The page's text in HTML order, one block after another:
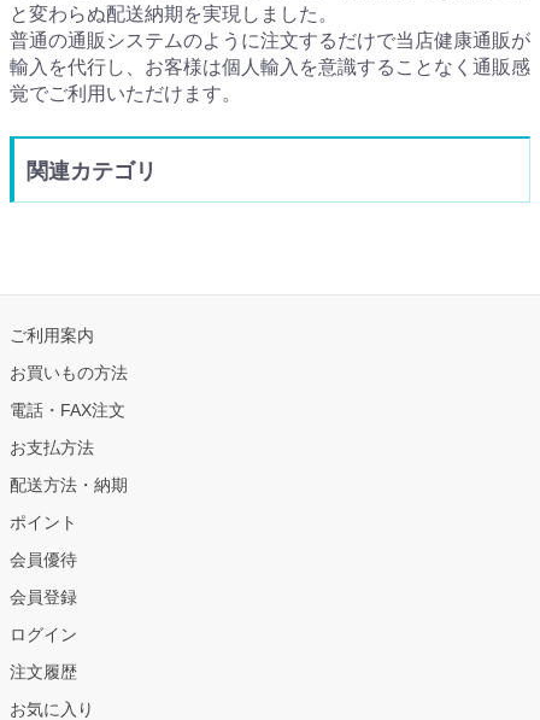
と変わらぬ配送納期を実現しました。
普通の通販システムのように注文するだけで当店健康通販が
輸入を代行し、お客様は個人輸入を意識することなく通販感
覚でご利用いただけます。
関連カテゴリ
ご利用案内
お買いもの方法
電話・FAX注文
お支払方法
配送方法・納期
ポイント
会員優待
会員登録
ログイン
注文履歴
お気に入り